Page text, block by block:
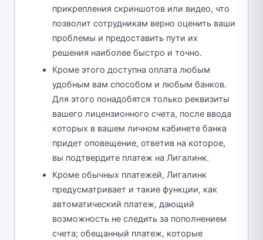
прикрепления скриншотов или видео, что
позволит сотрудникам верно оценить ваши
проблемы и предоставить пути их
решения наиболее быстро и точно.
Кроме этого доступна оплата любым
удобным вам способом и любым банков.
Для этого понадобятся только реквизиты
вашего лицензионного счета, после ввода
которых в вашем личном кабинете банка
придет оповещение, ответив на которое,
вы подтвердите платеж на Лигалинк.
Кроме обычных платежей, Лигалинк
предусматривает и такие функции, как
автоматический платеж, дающий
возможность не следить за пополнением
счета; обещанный платеж, которые